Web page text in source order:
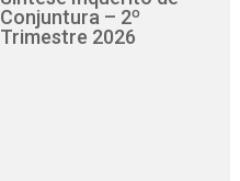
Conjuntura – 2º
Trimestre 2026